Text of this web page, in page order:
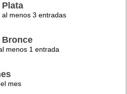
al menos 3 entradas
menos 1 entrada
mes